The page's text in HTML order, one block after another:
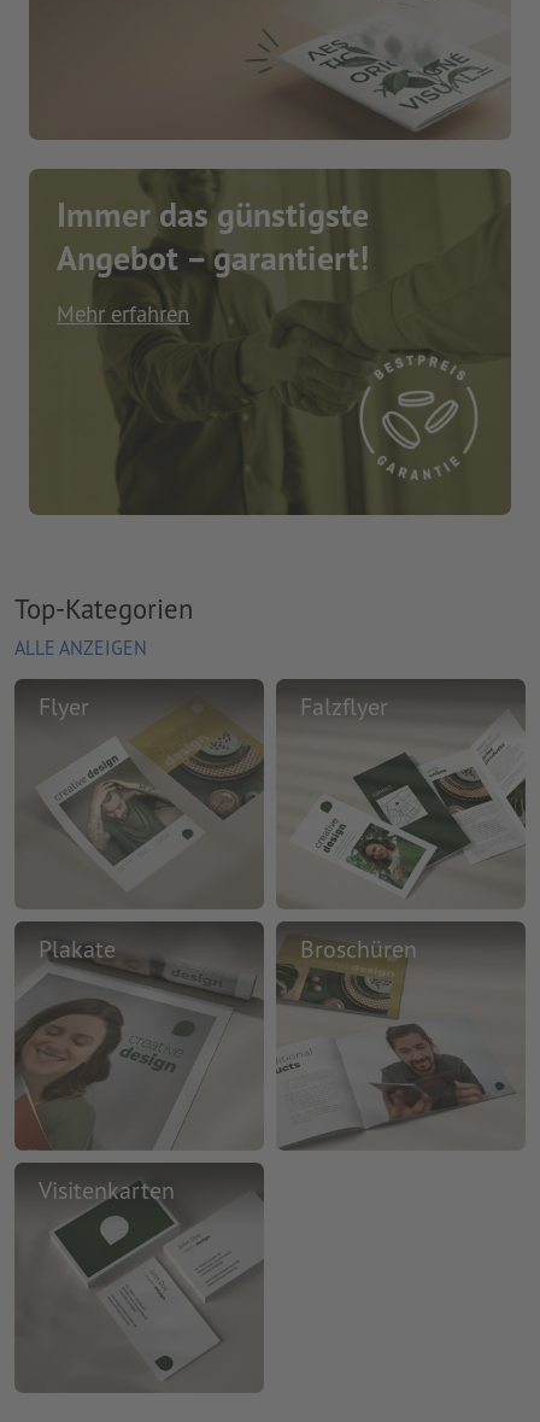
Immer das günstigste
Angebot – garantiert!
Mehr erfahren
Top-Kategorien
ALLE ANZEIGEN
Flyer Falzflyer
Plakate Broschüren
Visitenkarten